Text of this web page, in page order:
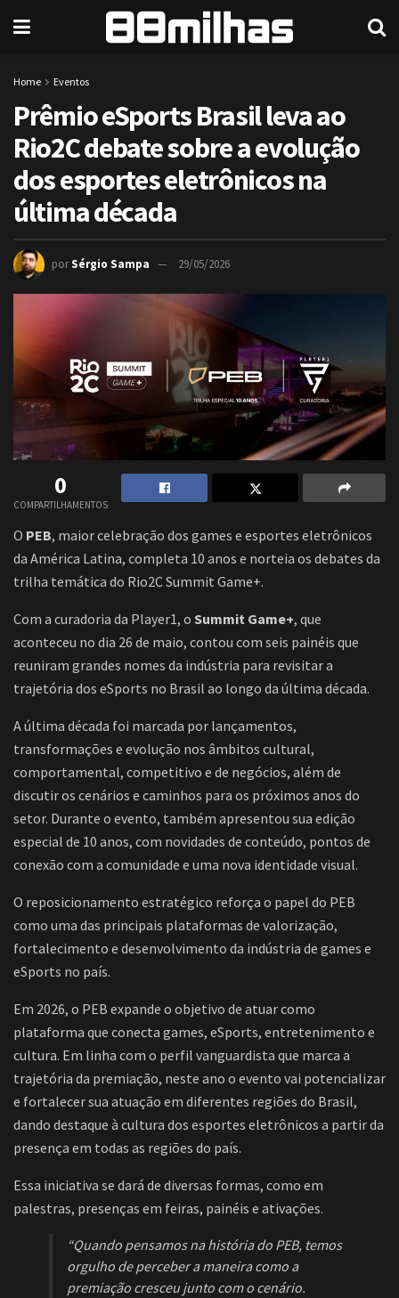
Home Eventos
Prêmio eSports Brasil leva ao
Rio2C debate sobre a evolução
dos esportes eletrônicos na
última década
porSérgio Sampa 29/05/2026
0
COMPARTILHAMENTOS
O PEB, maior celebração dos games e esportes eletrônicos
da América Latina, completa 10 anos e norteia os debates da
trilha temática do Rio2C Summit Game+.
Com a curadoria da Player1, o Summit Game+, que
aconteceu no dia 26 de maio, contou com seis painéis que
reuniram grandes nomes da indústria para revisitar a
trajetória dos eSports no Brasil ao longo da última década.
A última década foi marcada por lançamentos,
transformações e evolução nos âmbitos cultural,
comportamental, competitivo e de negócios, além de
discutir os cenários e caminhos para os próximos anos do
setor. Durante o evento, também apresentou sua edição
especial de 10 anos, com novidades de conteúdo, pontos de
conexão com a comunidade e uma nova identidade visual.
O reposicionamento estratégico reforça o papel do PEB
como uma das principais plataformas de valorização,
fortalecimento e desenvolvimento da indústria de games e
eSports no país.
Em 2026, o PEB expande o objetivo de atuar como
plataforma que conecta games, eSports, entretenimento e
cultura. Em linha com o perfil vanguardista que marca a
trajetória da premiação, neste ano o evento vai potencializar
e fortalecer sua atuação em diferentes regiões do Brasil,
dando destaque à cultura dos esportes eletrônicos a partir da
presença em todas as regiões do país.
Essa iniciativa se dará de diversas formas, como em
palestras, presenças em feiras, painéis e ativações.
“Quando pensamos na história do PEB, temos
orgulho de perceber a maneira como a
premiação cresceu junto com o cenário.